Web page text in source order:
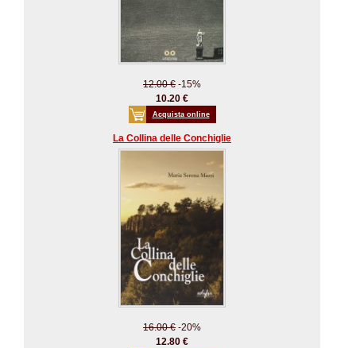
12.00 € -15%
10.20 €
Acquista online
La Collina delle Conchiglie
16.00 € -20%
12.80 €